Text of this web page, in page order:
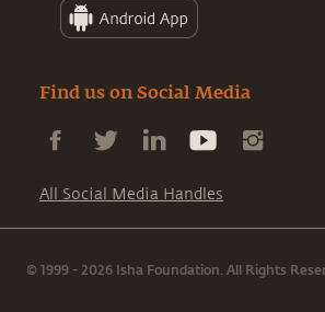
Find us on Social Media
All Social Media Handles
© 1999 - 2026 Isha Foundation. All Rights